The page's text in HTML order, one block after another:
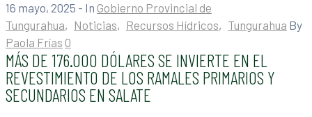
16 mayo, 2025 - In Gobierno Provincial de
Tungurahua‚ Noticias‚ Recursos Hídricos‚ Tungurahua By
Paola Frías 0
MÁS DE 176.000 DÓLARES SE INVIERTE EN EL
REVESTIMIENTO DE LOS RAMALES PRIMARIOS Y
SECUNDARIOS EN SALATE